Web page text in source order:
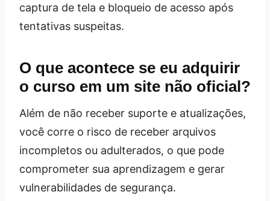
captura de tela e bloqueio de acesso após
tentativas suspeitas.
O que acontece se eu adquirir
o curso em um site não oficial?
Além de não receber suporte e atualizações,
você corre o risco de receber arquivos
incompletos ou adulterados, o que pode
comprometer sua aprendizagem e gerar
vulnerabilidades de segurança.